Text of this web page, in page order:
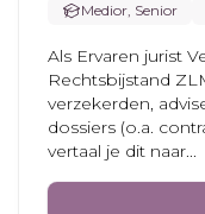
Medior, Senior
Als Ervaren jurist
Rechtsbijstand
verzekerden,
dossiers (o.a.
vertaal je dit naar...